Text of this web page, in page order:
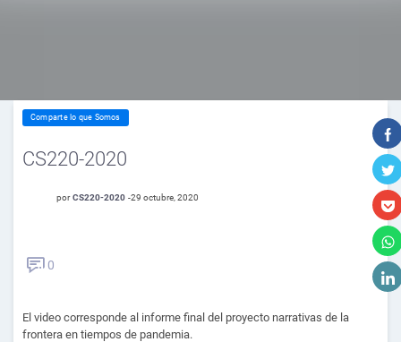
Comparte lo que Somos
CS220-2020
por CS220-2020 -29 octubre, 2020
0
El video corresponde al informe final del proyecto narrativas de la
frontera en tiempos de pandemia.